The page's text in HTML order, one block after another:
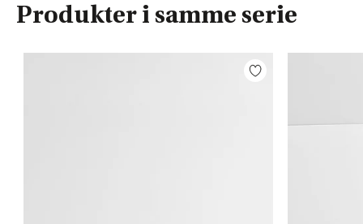
Produkter i samme serie
Tilføj